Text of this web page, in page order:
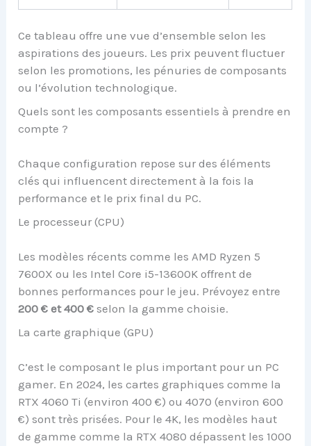
Ce tableau offre une vue d’ensemble selon les
aspirations des joueurs. Les prix peuvent fluctuer
selon les promotions, les pénuries de composants
ou l’évolution technologique.
Quels sont les composants essentiels à prendre en
compte ?
Chaque configuration repose sur des éléments
clés qui influencent directement à la fois la
performance et le prix final du PC.
Le processeur (CPU)
Les modèles récents comme les AMD Ryzen 5
7600X ou les Intel Core i5-13600K offrent de
bonnes performances pour le jeu. Prévoyez entre
200 € et 400 € selon la gamme choisie.
La carte graphique (GPU)
C’est le composant le plus important pour un PC
gamer. En 2024, les cartes graphiques comme la
RTX 4060 Ti (environ 400 €) ou 4070 (environ 600
€) sont très prisées. Pour le 4K, les modèles haut
de gamme comme la RTX 4080 dépassent les 1000